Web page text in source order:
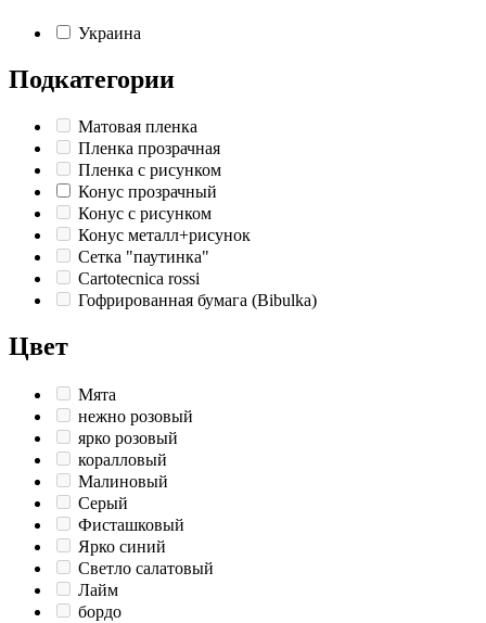
Украина
Подкатегории
Матовая пленка
Пленка прозрачная
Пленка с рисунком
Конус прозрачный
Конус с рисунком
Конус металл+рисунок
Сетка "паутинка"
Cartotecnica rossi
Гофрированная бумага (Bibulka)
Цвет
Мята
нежно розовый
ярко розовый
коралловый
Малиновый
Серый
Фисташковый
Ярко синий
Светло салатовый
Лайм
бордо